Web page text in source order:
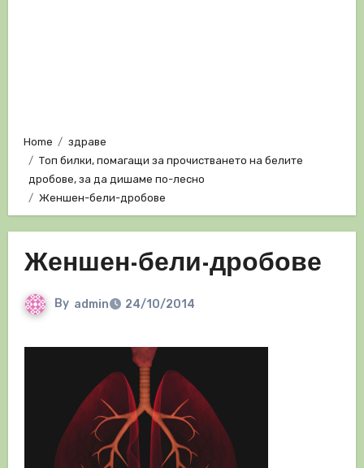
Home
здраве
Топ билки, помагащи за прочистването на белите
дробове, за да дишаме по-лесно
Женшен-бели-дробове
Женшен-бели-дробове
By admin 24/10/2014